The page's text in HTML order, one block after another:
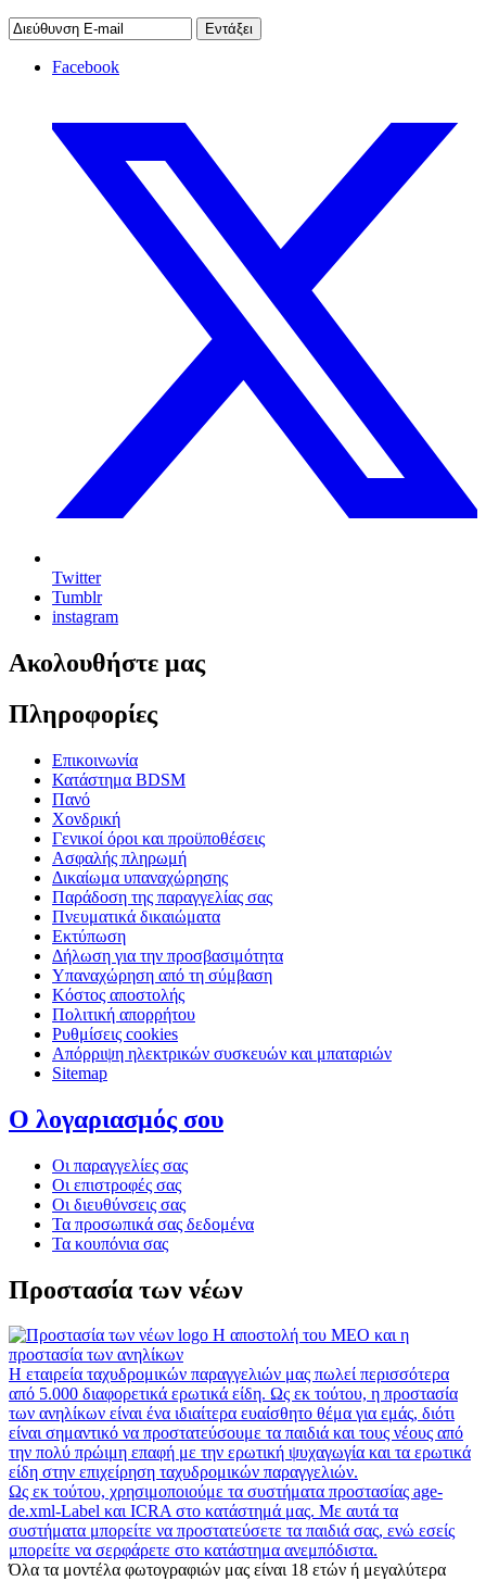
Εντάξει
Facebook
Twitter
Tumblr
instagram
Ακολουθήστε μας
Πληροφορίες
Επικοινωνία
Κατάστημα BDSM
Πανό
Χονδρική
Γενικοί όροι και προϋποθέσεις
Ασφαλής πληρωμή
Δικαίωμα υπαναχώρησης
Παράδοση της παραγγελίας σας
Πνευματικά δικαιώματα
Εκτύπωση
Δήλωση για την προσβασιμότητα
Υπαναχώρηση από τη σύμβαση
Κόστος αποστολής
Πολιτική απορρήτου
Ρυθμίσεις cookies
Απόρριψη ηλεκτρικών συσκευών και μπαταριών
Sitemap
Ο λογαριασμός σου
Οι παραγγελίες σας
Οι επιστροφές σας
Οι διευθύνσεις σας
Τα προσωπικά σας δεδομένα
Τα κουπόνια σας
Προστασία των νέων
Η αποστολή του MEO και η
προστασία των ανηλίκων
Η εταιρεία ταχυδρομικών παραγγελιών μας πωλεί περισσότερα
από 5.000 διαφορετικά ερωτικά είδη. Ως εκ τούτου, η προστασία
των ανηλίκων είναι ένα ιδιαίτερα ευαίσθητο θέμα για εμάς, διότι
είναι σημαντικό να προστατεύσουμε τα παιδιά και τους νέους από
την πολύ πρώιμη επαφή με την ερωτική ψυχαγωγία και τα ερωτικά
είδη στην επιχείρηση ταχυδρομικών παραγγελιών.
Ως εκ τούτου, χρησιμοποιούμε τα συστήματα προστασίας age-
de.xml-Label και ICRA στο κατάστημά μας. Με αυτά τα
συστήματα μπορείτε να προστατεύσετε τα παιδιά σας, ενώ εσείς
μπορείτε να σερφάρετε στο κατάστημα ανεμπόδιστα.
Όλα τα μοντέλα φωτογραφιών μας είναι 18 ετών ή μεγαλύτερα